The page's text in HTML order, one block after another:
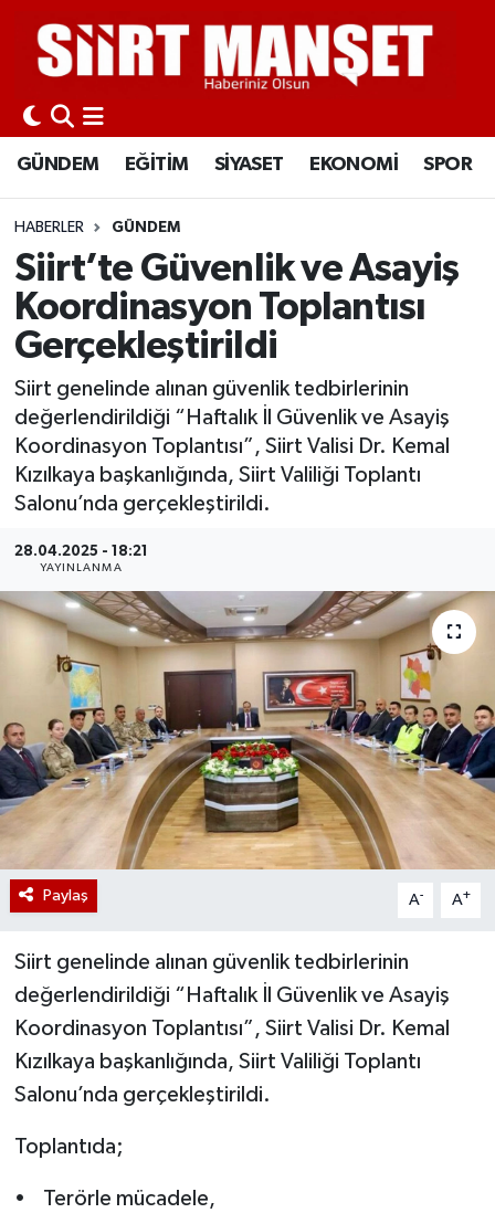
GÜNDEM EĞİTİM SİYASET EKONOMİ SPOR
HABERLER GÜNDEM
Siirt’te Güvenlik ve Asayiş
Koordinasyon Toplantısı
Gerçekleştirildi
Siirt genelinde alınan güvenlik tedbirlerinin
değerlendirildiği “Haftalık İl Güvenlik ve Asayiş
Koordinasyon Toplantısı”, Siirt Valisi Dr. Kemal
Kızılkaya başkanlığında, Siirt Valiliği Toplantı
Salonu’nda gerçekleştirildi.
28.04.2025 - 18:21
YAYINLANMA
Paylaş A- A+
Siirt genelinde alınan güvenlik tedbirlerinin
değerlendirildiği “Haftalık İl Güvenlik ve Asayiş
Koordinasyon Toplantısı”, Siirt Valisi Dr. Kemal
Kızılkaya başkanlığında, Siirt Valiliği Toplantı
Salonu’nda gerçekleştirildi.
Toplantıda;
• Terörle mücadele,
GÜNDEM
EĞİTİM
SİYASET
EKONOMİ
SPOR
İLÇELER
KÜLTÜR-SANAT
SAĞLIK-YAŞAM
Siirt Nöbetçi Eczaneler
Siirt Hava Durumu
Siirt Namaz Vakitleri
Siirt Trafik Yoğunluk Haritası
Süper Lig Puan Durumu ve Fikstür
Tüm Manşetler
Son Dakika Haberleri
Haber Arşivi